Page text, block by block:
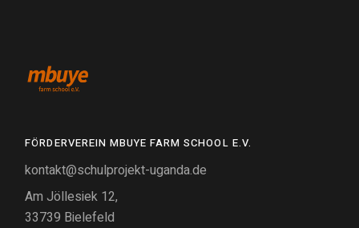
FÖRDERVEREIN MBUYE FARM SCHOOL E.V.
kontakt@schulprojekt-uganda.de
Am Jöllesiek 12,
33739 Bielefeld